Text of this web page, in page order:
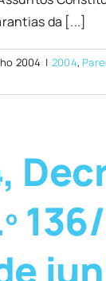
da [...]
2004 | 2004,